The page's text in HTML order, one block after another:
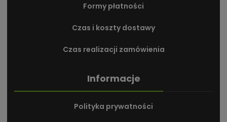
Formy płatności
Czas i koszty dostawy
Czas realizacji zamówienia
Informacje
Polityka prywatności